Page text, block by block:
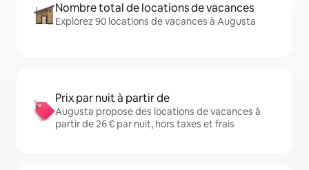
Nombre total de locations de vacances
Explorez 90 locations de vacances à Augusta
Prix par nuit à partir de
Augusta propose des locations de vacances à
partir de 26 € par nuit, hors taxes et frais